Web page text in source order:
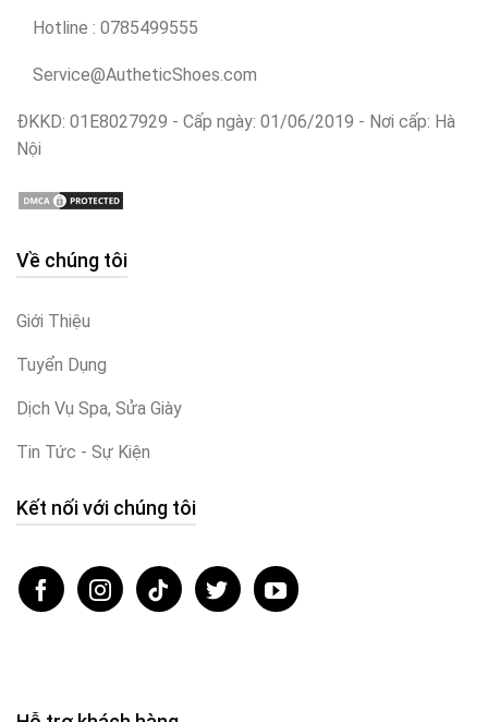
Hotline : 0785499555
Service@AutheticShoes.com
ĐKKD: 01E8027929 - Cấp ngày: 01/06/2019 - Nơi cấp: Hà
Nội
Về chúng tôi
Giới Thiệu
Tuyển Dụng
Dịch Vụ Spa, Sửa Giày
Tin Tức - Sự Kiện
Kết nối với chúng tôi